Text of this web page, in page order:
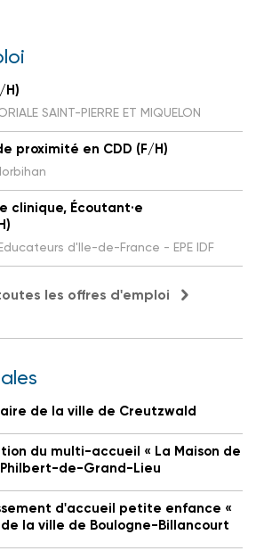
H)
SAINT-PIERRE ET MIQUELON
proximité en CDD (F/H)
clinique, Écoutant·e
d'Ile-de-France - EPE IDF
les offres d'emploi
de la ville de Creutzwald
du multi-accueil « La Maison de
de-Grand-Lieu
d'accueil petite enfance «
la ville de Boulogne-Billancourt